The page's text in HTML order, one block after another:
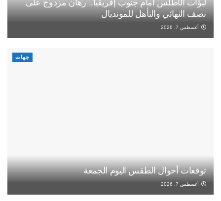
لبؤات الأطلس أمام جنوب إفريقيا.. رهان مزدوج على
نصف النهائي والتأهل للمونديال
أغسطس 7, 2026
جهات
توقعات أحوال الطقس اليوم الجمعة
أغسطس 7, 2026